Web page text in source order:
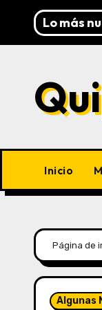
Lo más
Inicio
Página de
Algunas